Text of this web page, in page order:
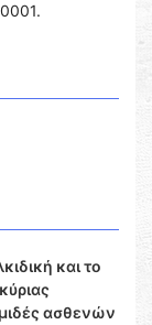
και το
ασθενών